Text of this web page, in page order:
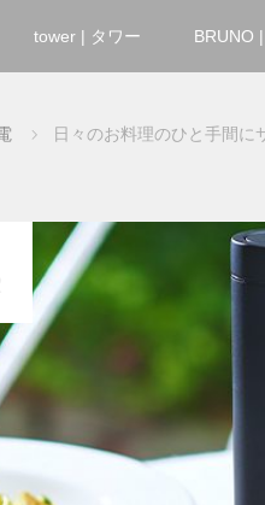
tower | タワー BRUNO
日々のお料理のひと手間